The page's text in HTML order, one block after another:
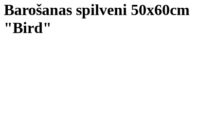
Barošanas spilveni 50x60cm
"Bird"